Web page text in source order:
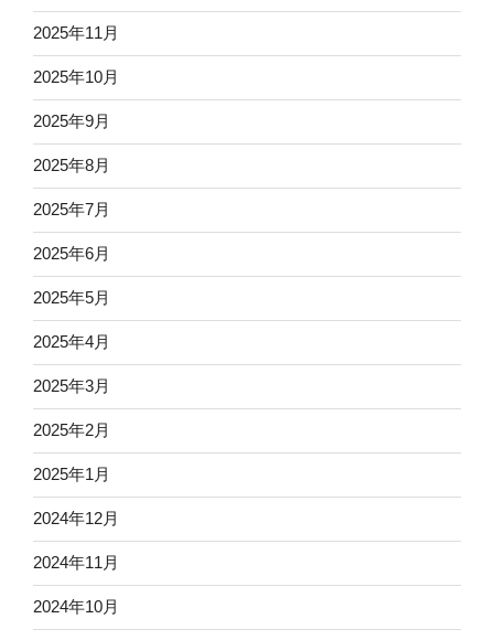
2025年11月
2025年10月
2025年9月
2025年8月
2025年7月
2025年6月
2025年5月
2025年4月
2025年3月
2025年2月
2025年1月
2024年12月
2024年11月
2024年10月